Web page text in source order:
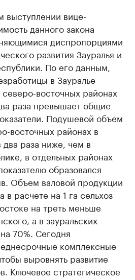
выступлении вице-
данного закона
диспропорциями
развития Зауралья и
По его данным,
в Зауралье
северо-восточных районах
раза превышает общие
Подушевой объем
восточных районах в
раза ниже, чем в
в отдельных районах
образовался
Объем валовой продукции
в расчете на 1 га сельхоз
на треть меньше
а в зауральских
70%. Сегодня
комплексные
выровнять развитие
Ключевое стратегическое